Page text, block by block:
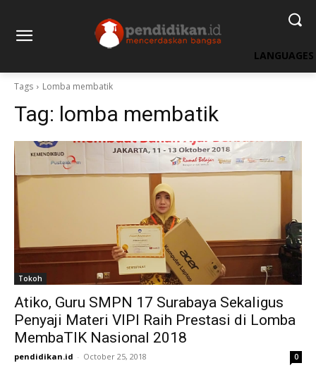
LANGUAGES
Tags Lomba membatik
Tag: lomba membatik
Tokoh
Atiko, Guru SMPN 17 Surabaya Sekaligus
Penyaji Materi VIPI Raih Prestasi di Lomba
MembaTIK Nasional 2018
pendidikan.id - October 25, 2018 0